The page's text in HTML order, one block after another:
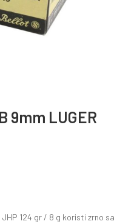
9mm LUGER
124 gr / 8 g koristi zrno sa